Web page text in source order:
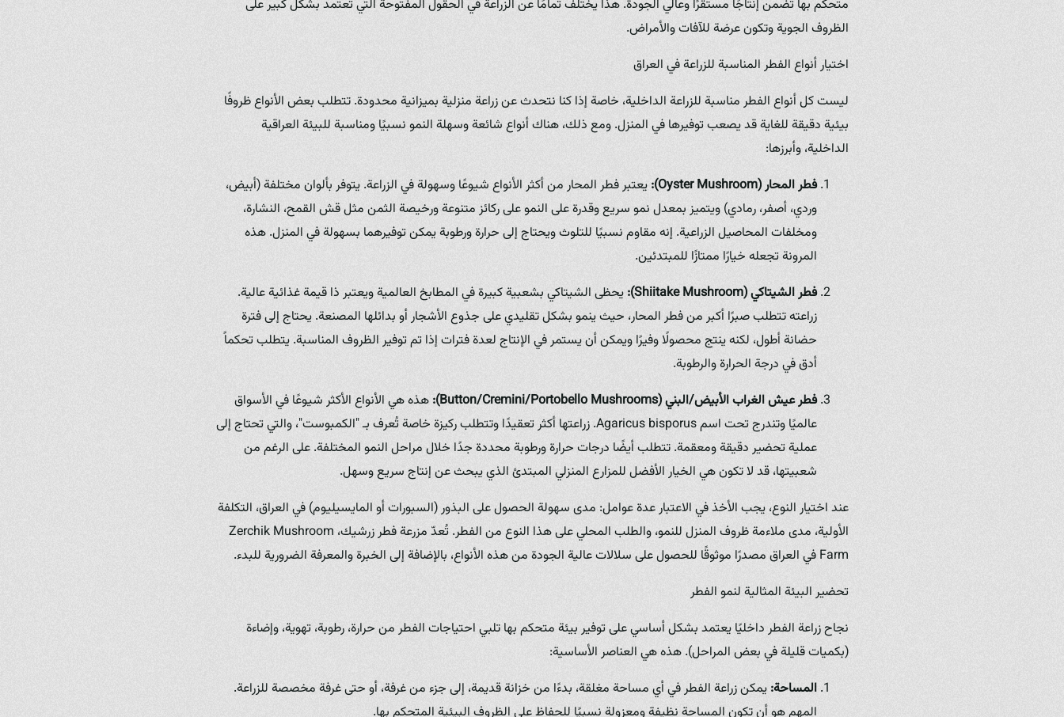
متحكم بها تضمن إنتاجًا مستقرًا وعالي الجودة. هذا يختلف تمامًا عن الزراعة في الحقول المفتوحة التي تعتمد بشكل كبير على
الظروف الجوية وتكون عرضة للآفات والأمراض.
اختيار أنواع الفطر المناسبة للزراعة في العراق
ليست كل أنواع الفطر مناسبة للزراعة الداخلية، خاصة إذا كنا نتحدث عن زراعة منزلية بميزانية محدودة. تتطلب بعض الأنواع ظروفًا
بيئية دقيقة للغاية قد يصعب توفيرها في المنزل. ومع ذلك، هناك أنواع شائعة وسهلة النمو نسبيًا ومناسبة للبيئة العراقية
الداخلية، وأبرزها:
فطر المحار (Oyster Mushroom):
يعتبر فطر المحار من أكثر الأنواع شيوعًا وسهولة في الزراعة. يتوفر بألوان مختلفة (أبيض،
وردي، أصفر، رمادي) ويتميز بمعدل نمو سريع وقدرة على النمو على ركائز متنوعة ورخيصة الثمن مثل قش القمح، النشارة،
ومخلفات المحاصيل الزراعية. إنه مقاوم نسبيًا للتلوث ويحتاج إلى حرارة ورطوبة يمكن توفيرهما بسهولة في المنزل. هذه
المرونة تجعله خيارًا ممتازًا للمبتدئين.
فطر الشيتاكي (Shiitake Mushroom):
يحظى الشيتاكي بشعبية كبيرة في المطابخ العالمية ويعتبر ذا قيمة غذائية عالية.
زراعته تتطلب صبرًا أكبر من فطر المحار، حيث ينمو بشكل تقليدي على جذوع الأشجار أو بدائلها المصنعة. يحتاج إلى فترة
حضانة أطول، لكنه ينتج محصولًا وفيرًا ويمكن أن يستمر في الإنتاج لعدة فترات إذا تم توفير الظروف المناسبة. يتطلب تحكماً
أدق في درجة الحرارة والرطوبة.
فطر عيش الغراب الأبيض/البني (Button/Cremini/Portobello Mushrooms):
هذه هي الأنواع الأكثر شيوعًا في الأسواق
عالميًا وتندرج تحت اسم Agaricus bisporus. زراعتها أكثر تعقيدًا وتتطلب ركيزة خاصة تُعرف بـ "الكمبوست"، والتي تحتاج إلى
عملية تحضير دقيقة ومعقمة. تتطلب أيضًا درجات حرارة ورطوبة محددة جدًا خلال مراحل النمو المختلفة. على الرغم من
شعبيتها، قد لا تكون هي الخيار الأفضل للمزارع المنزلي المبتدئ الذي يبحث عن إنتاج سريع وسهل.
عند اختيار النوع، يجب الأخذ في الاعتبار عدة عوامل: مدى سهولة الحصول على البذور (السبورات أو المايسيليوم) في العراق، التكلفة
الأولية، مدى ملاءمة ظروف المنزل للنمو، والطلب المحلي على هذا النوع من الفطر. تُعدّ مزرعة فطر زرشيك، Zerchik Mushroom
Farm في العراق مصدرًا موثوقًا للحصول على سلالات عالية الجودة من هذه الأنواع، بالإضافة إلى الخبرة والمعرفة الضرورية للبدء.
تحضير البيئة المثالية لنمو الفطر
نجاح زراعة الفطر داخليًا يعتمد بشكل أساسي على توفير بيئة متحكم بها تلبي احتياجات الفطر من حرارة، رطوبة، تهوية، وإضاءة
(بكميات قليلة في بعض المراحل). هذه هي العناصر الأساسية:
المساحة: يمكن زراعة الفطر في أي مساحة مغلقة، بدءًا من خزانة قديمة، إلى جزء من غرفة، أو حتى غرفة مخصصة للزراعة.
المهم هو أن تكون المساحة نظيفة ومعزولة نسبيًا للحفاظ على الظروف البيئية المتحكم بها.